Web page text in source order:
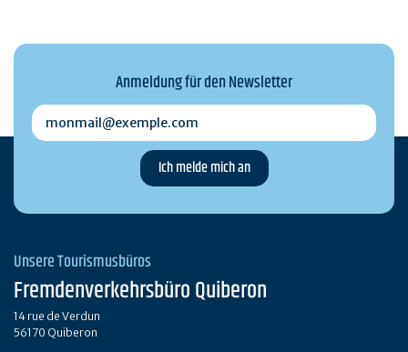
Anmeldung für den Newsletter
monmail@exemple.com
Unsere Tourismusbüros
Fremdenverkehrsbüro Quiberon
14 rue de Verdun
56170 Quiberon